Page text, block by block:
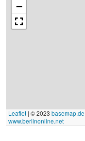
−
Leaflet | © 2023 basemap.de
www.berlinonline.net